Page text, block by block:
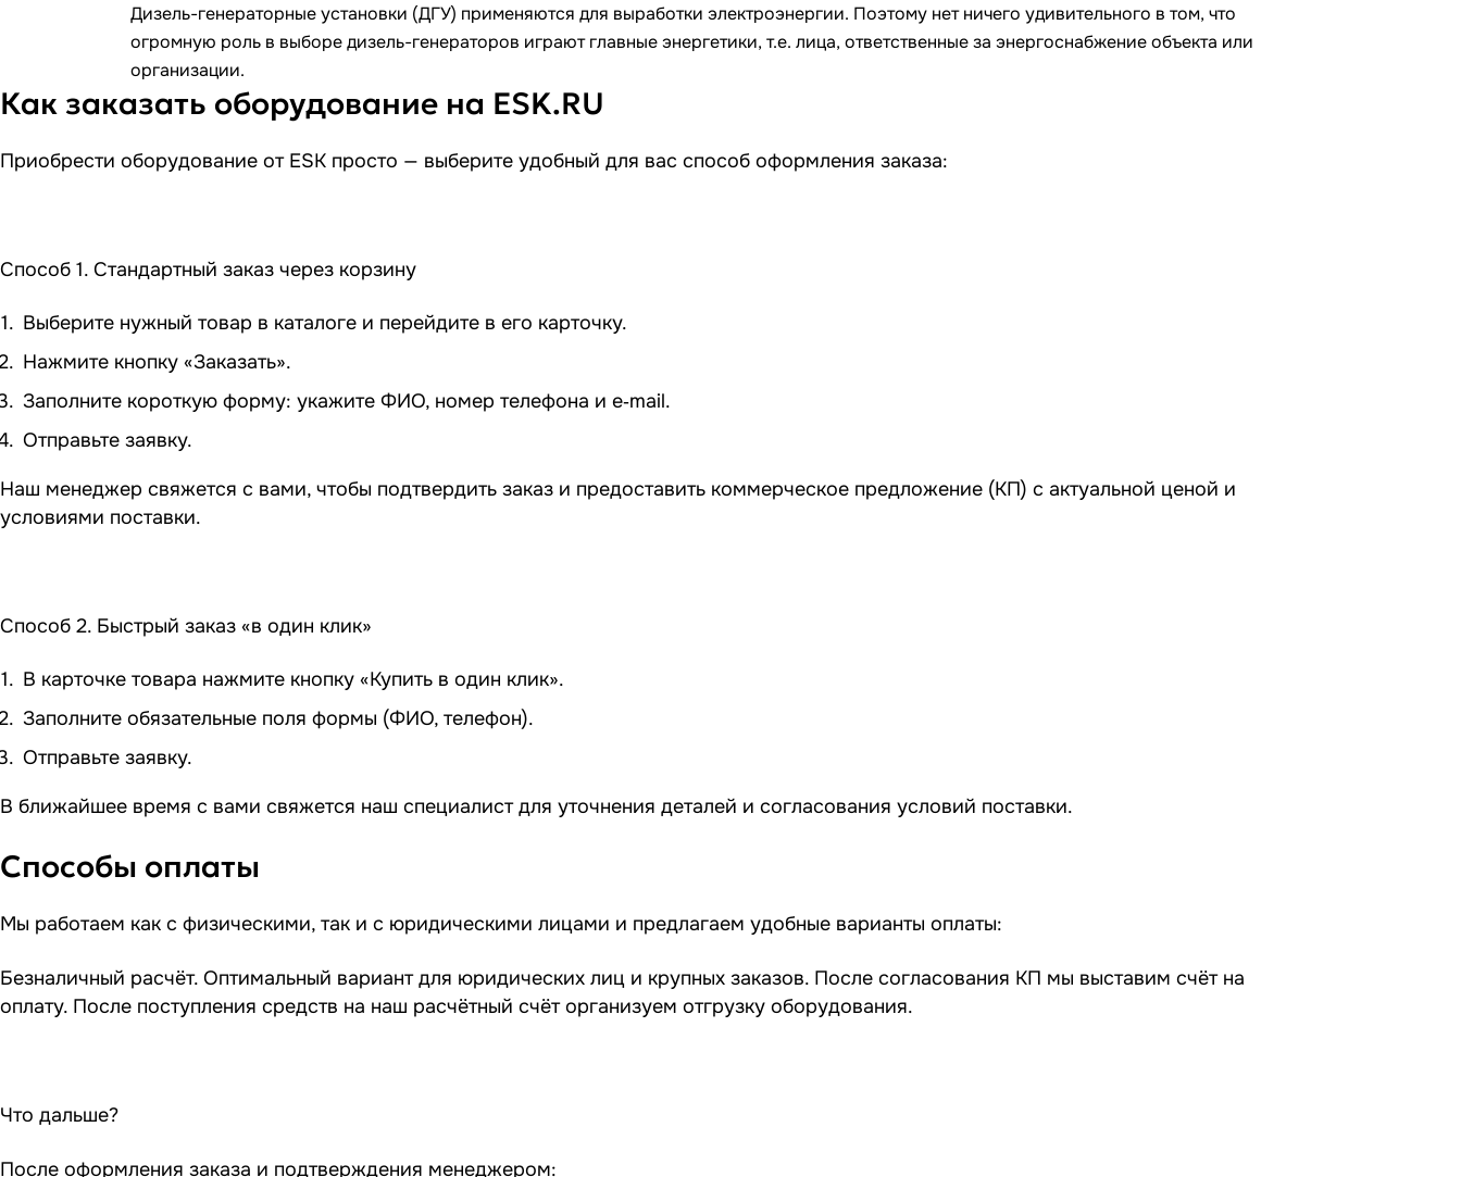
Дизель-генераторные установки (ДГУ) применяются для выработки электроэнергии. Поэтому нет ничего удивительного в том, что
огромную роль в выборе дизель-генераторов играют главные энергетики, т.е. лица, ответственные за энергоснабжение объекта или
организации.
Как заказать оборудование на ESK.RU
Приобрести оборудование от ESK просто — выберите удобный для вас способ оформления заказа:
Способ 1. Стандартный заказ через корзину
Выберите нужный товар в каталоге и перейдите в его карточку.
Нажмите кнопку «Заказать».
Заполните короткую форму: укажите ФИО, номер телефона и e‑mail.
Отправьте заявку.
Наш менеджер свяжется с вами, чтобы подтвердить заказ и предоставить коммерческое предложение (КП) с актуальной ценой и
условиями поставки.
Способ 2. Быстрый заказ «в один клик»
В карточке товара нажмите кнопку «Купить в один клик».
Заполните обязательные поля формы (ФИО, телефон).
Отправьте заявку.
В ближайшее время с вами свяжется наш специалист для уточнения деталей и согласования условий поставки.
Способы оплаты
Мы работаем как с физическими, так и с юридическими лицами и предлагаем удобные варианты оплаты:
Безналичный расчёт. Оптимальный вариант для юридических лиц и крупных заказов. После согласования КП мы выставим счёт на
оплату. После поступления средств на наш расчётный счёт организуем отгрузку оборудования.
Что дальше?
После оформления заказа и подтверждения менеджером: